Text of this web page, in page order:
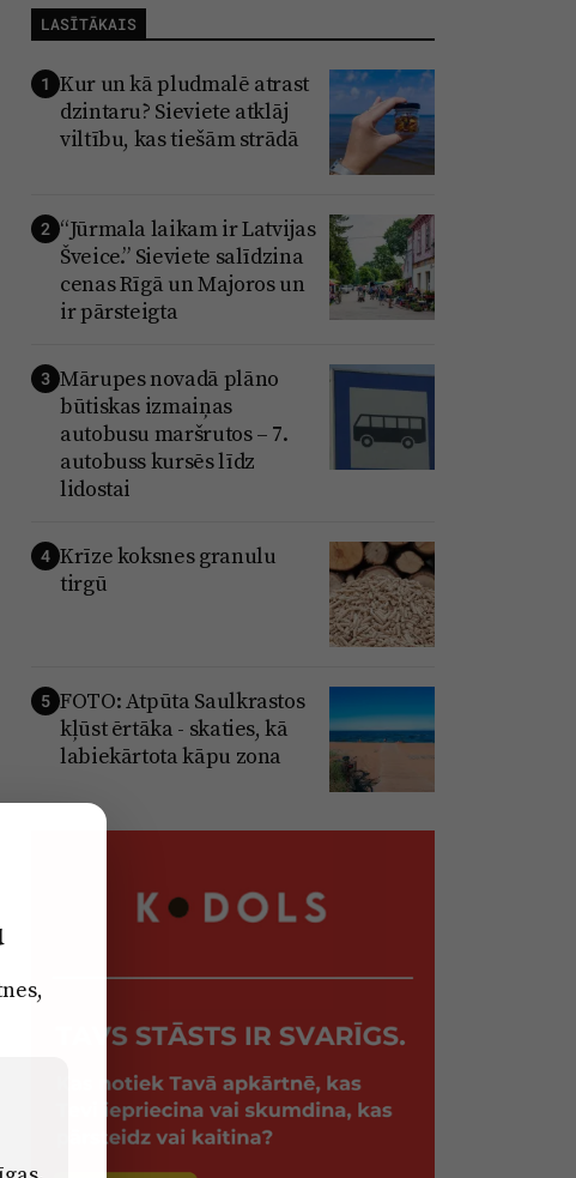
LASĪTĀKAIS
1 Kur un kā pludmalē atrast
dzintaru? Sieviete atklāj
viltību, kas tiešām strādā
2 “Jūrmala laikam ir Latvijas
Šveice.” Sieviete salīdzina
cenas Rīgā un Majoros un
ir pārsteigta
3 Mārupes novadā plāno
būtiskas izmaiņas
autobusu maršrutos – 7.
autobuss kursēs līdz
lidostai
4 Krīze koksnes granulu
tirgū
5 FOTO: Atpūta Saulkrastos
kļūst ērtāka - skaties, kā
labiekārtota kāpu zona